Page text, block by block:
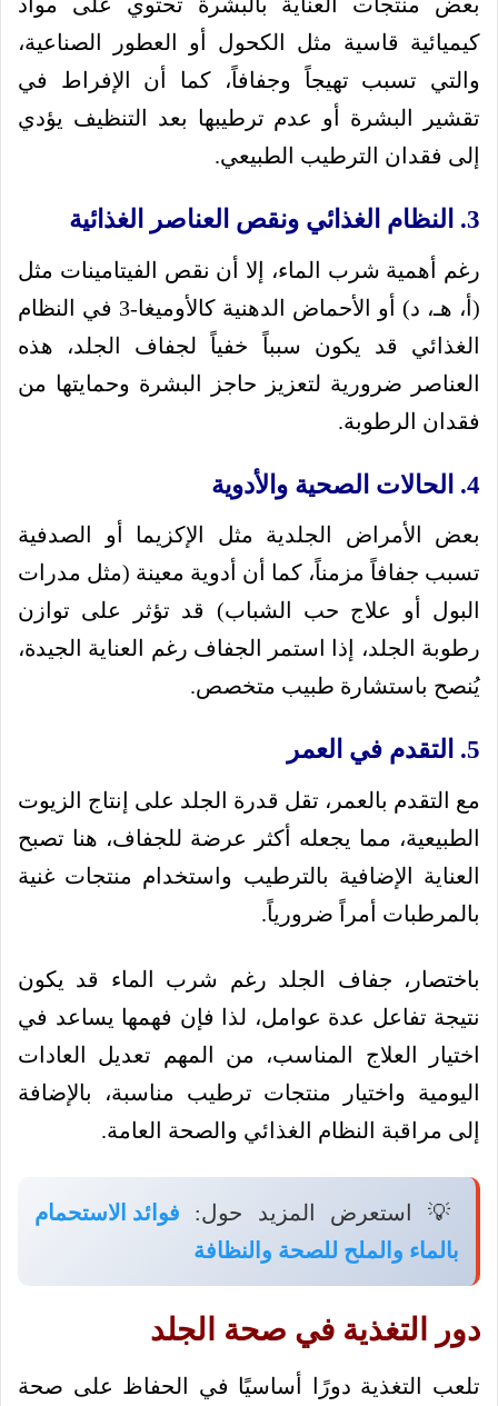
كيميائية قاسية مثل الكحول أو العطور الصناعية،
والتي تسبب تهيجاً وجفافاً، كما أن الإفراط في
تقشير البشرة أو عدم ترطيبها بعد التنظيف يؤدي
إلى فقدان الترطيب الطبيعي.
3. النظام الغذائي ونقص العناصر الغذائية
رغم أهمية شرب الماء، إلا أن نقص الفيتامينات مثل
(أ، هـ، د) أو الأحماض الدهنية كالأوميغا-3 في النظام
الغذائي قد يكون سبباً خفياً لجفاف الجلد، هذه
العناصر ضرورية لتعزيز حاجز البشرة وحمايتها من
فقدان الرطوبة.
4. الحالات الصحية والأدوية
بعض الأمراض الجلدية مثل الإكزيما أو الصدفية
تسبب جفافاً مزمناً، كما أن أدوية معينة (مثل مدرات
البول أو علاج حب الشباب) قد تؤثر على توازن
رطوبة الجلد، إذا استمر الجفاف رغم العناية الجيدة،
يُنصح باستشارة طبيب متخصص.
5. التقدم في العمر
مع التقدم بالعمر، تقل قدرة الجلد على إنتاج الزيوت
الطبيعية، مما يجعله أكثر عرضة للجفاف، هنا تصبح
العناية الإضافية بالترطيب واستخدام منتجات غنية
بالمرطبات أمراً ضرورياً.
باختصار، جفاف الجلد رغم شرب الماء قد يكون
نتيجة تفاعل عدة عوامل، لذا فإن فهمها يساعد في
اختيار العلاج المناسب، من المهم تعديل العادات
اليومية واختيار منتجات ترطيب مناسبة، بالإضافة
إلى مراقبة النظام الغذائي والصحة العامة.
💡 استعرض المزيد حول: فوائد الاستحمام
بالماء والملح للصحة والنظافة
دور التغذية في صحة الجلد
تلعب التغذية دورًا أساسيًا في الحفاظ على صحة